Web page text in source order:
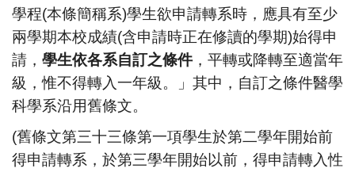
學程(本條簡稱系)學生欲申請轉系時，應具有至少
兩學期本校成績(含申請時正在修讀的學期)始得申
請， 學生依各系自訂之條件 ，平轉或降轉至適當年
級，惟不得轉入一年級。 」 其中，自訂之條件醫學
科學系沿用舊條文。
(舊條文第三十三條第一項學生於第二學年開始前
得申請轉系， 於第三學年開始以前， 得申請轉入性